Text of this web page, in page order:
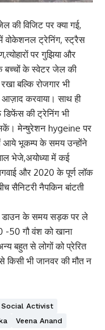
की विजिट पर क्या गई,
वोकेशनल ट्रेनिंग, स्ट्रैस
पर गुझिया और
बच्चों के स्वेटर जेल की
बल्कि रोजगार भी
आज़ाद करवाया। साथ ही
डिफेंस की ट्रेनिंग भी
मेन्षुरेशन hygeine पर
आये भूकम्प के समय उन्होंने
भेजे,अयोध्या में कई
और 2020 के पूर्ण लॉक
सैनिटरी नैपकिन बांटती
डाउन के समय सड़क पर ले
50 गौ वंश को खाना
बहुत से लोगों को प्रेरित
भी जानवर की मौत न
Social Activist
Veena Anand